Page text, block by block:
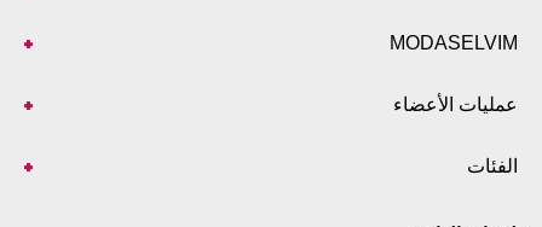
MODASELVIM
عمليات الأعضاء
الفئات